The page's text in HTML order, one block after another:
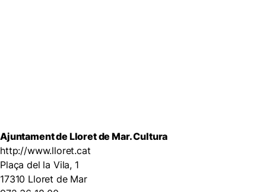
Ajuntament de Lloret de Mar. Cultura
http://www.lloret.cat
Plaça del la Vila, 1
17310 Lloret de Mar